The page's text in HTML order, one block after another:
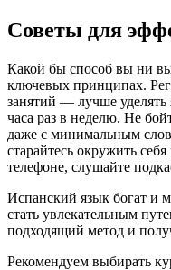
Советы для
Какой бы способ вы ни
ключевых принципах.
занятий — лучше
часа раз в неделю. Не
даже с минимальным
старайтесь окружить
телефоне, слушайте
Испанский язык богат и
стать увлекательным
подходящий метод и
Рекомендуем выбирать